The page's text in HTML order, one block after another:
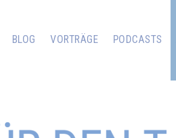
BLOG VORTRÄGE
PODCASTS